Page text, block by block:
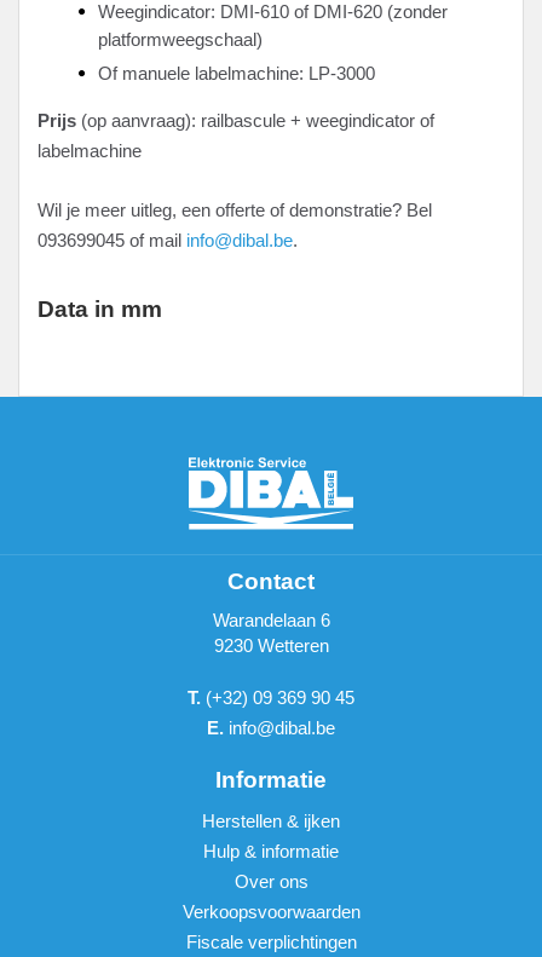
Weegindicator: DMI-610 of DMI-620 (zonder
platformweegschaal)
Of manuele labelmachine: LP-3000
Prijs (op aanvraag): railbascule + weegindicator of
labelmachine
Wil je meer uitleg, een offerte of demonstratie? Bel
093699045 of mail info@dibal.be.
Data in mm
Contact
Warandelaan 6
9230 Wetteren
T. (+32) 09 369 90 45
E. info@dibal.be
Informatie
Herstellen & ijken
Hulp & informatie
Over ons
Verkoopsvoorwaarden
Fiscale verplichtingen